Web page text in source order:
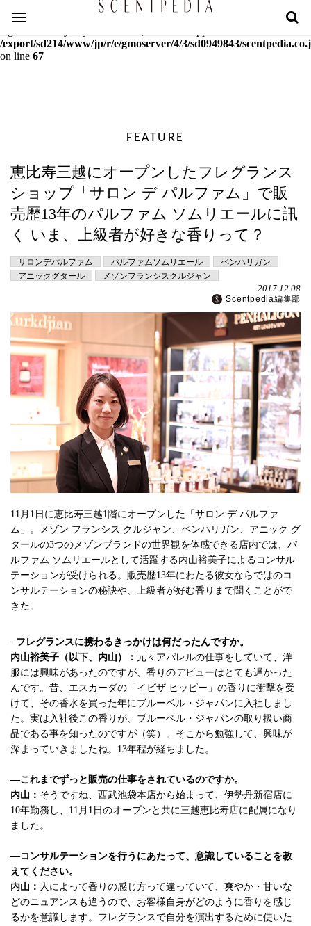
Warning
: mcrypt_decrypt(): Key of size 18 not supported by this
/export/sd214/www/jp/r/e/gmoserver/4/3/sd0949843/
on line 67
FEATURE
恵比寿三越にオープンしたフレグランス
ショップ「サロン デ パルファム」で販
売歴13年のパルファム ソムリエールに訊
く いま、上級者が好きな香りって？
サロンデパルファム パルファムソムリエール
ペンハリガン
アニックグタール
メゾンフランシスクルジャン
2017.12.08
Scentpedia編集部
11月1日に恵比寿三越1階にオープンした「サロン デ パルファ
ム」。メゾン フランシス クルジャン、ペンハリガン、アニック グ
タールの3つのメゾンブランドの世界観を体感できる店内では、パ
ルファム ソムリエールとして活躍する内山裕美子によるコンサル
テーションが受けられる。販売歴13年にわたる彼女ならではのコ
ンサルテーションの秘訣や、上級者が好む香りまで聞くことがで
きた。
−フレグランスに携わるきっかけは何だったんですか。
内山裕美子（以下、内山）： 元々アパレルの仕事をしていて、洋
服には興味があったのですが、香りのデビューはとても遅かった
んです。昔、エスカーダの「イビザ ヒッピー」の香りに衝撃を受
けて、その香水を買った年にブルーベル・ジャパンに入社しまし
た。実は入社後この香りが、ブルーベル・ジャパンの取り扱い商
品である事を知ったのですが（笑）。そこから勉強して、興味が
深まっていきましたね。13年程が経ちました。
—これまでずっと販売の仕事をされているのですか。
内山： そうですね、西武池袋本店から始まって、伊勢丹新宿店に
10年勤務し、11月1日のオープンと共に三越恵比寿店に配属になり
ました。
—コンサルテーションを行うにあたって、意識していることを教
えてください。
内山： 人によって香りの感じ方って違っていて、爽やか・甘いな
どのニュアンスも違うので、お客様自身がどのように香りを感じ
るかを意識します。フレグランスで自分を演出するために使いた